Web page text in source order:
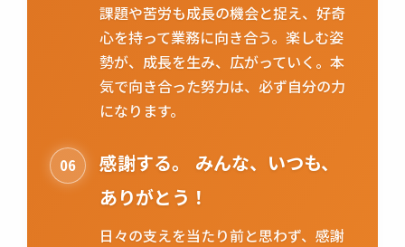
課題や苦労も成長の機会と捉え、好奇
心を持って業務に向き合う。楽しむ姿
勢が、成長を生み、広がっていく。本
気で向き合った努力は、必ず自分の力
になります。
06
感謝する。 みんな、いつも、
ありがとう！
日々の支えを当たり前と思わず、感謝